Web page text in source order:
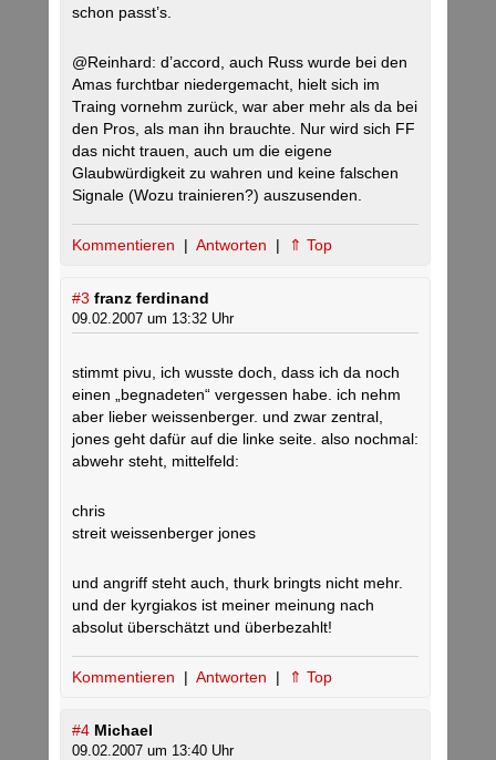
schon passt’s.
@Reinhard: d’accord, auch Russ wurde bei den
Amas furchtbar niedergemacht, hielt sich im
Traing vornehm zurück, war aber mehr als da bei
den Pros, als man ihn brauchte. Nur wird sich FF
das nicht trauen, auch um die eigene
Glaubwürdigkeit zu wahren und keine falschen
Signale (Wozu trainieren?) auszusenden.
Kommentieren | Antworten | ⇑ Top
#3 franz ferdinand
09.02.2007 um 13:32 Uhr
stimmt pivu, ich wusste doch, dass ich da noch
einen „begnadeten“ vergessen habe. ich nehm
aber lieber weissenberger. und zwar zentral,
jones geht dafür auf die linke seite. also nochmal:
abwehr steht, mittelfeld:
chris
streit weissenberger jones
und angriff steht auch, thurk bringts nicht mehr.
und der kyrgiakos ist meiner meinung nach
absolut überschätzt und überbezahlt!
Kommentieren | Antworten | ⇑ Top
#4 Michael
09.02.2007 um 13:40 Uhr